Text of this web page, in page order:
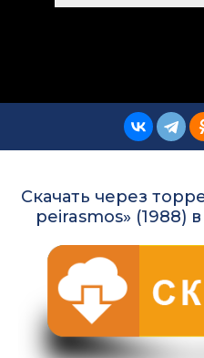
Скачать через
peirasmos» (1988)